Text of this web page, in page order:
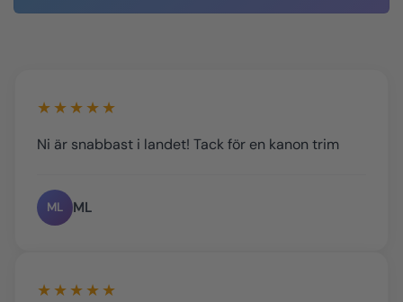
★★★★★
Ni är snabbast i landet! Tack för en kanon trim
ML ML
★★★★★